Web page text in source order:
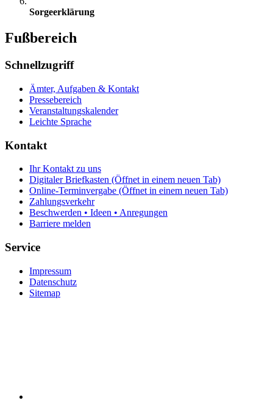
Sorgeerklärung
Fußbereich
Schnellzugriff
Ämter, Aufgaben & Kontakt
Pressebereich
Veranstaltungskalender
Leichte Sprache
Kontakt
Ihr Kontakt zu uns
Digitaler Briefkasten (Öffnet in einem neuen Tab)
Online-Terminvergabe (Öffnet in einem neuen Tab)
Zahlungsverkehr
Beschwerden • Ideen • Anregungen
Barriere melden
Service
Impressum
Datenschutz
Sitemap